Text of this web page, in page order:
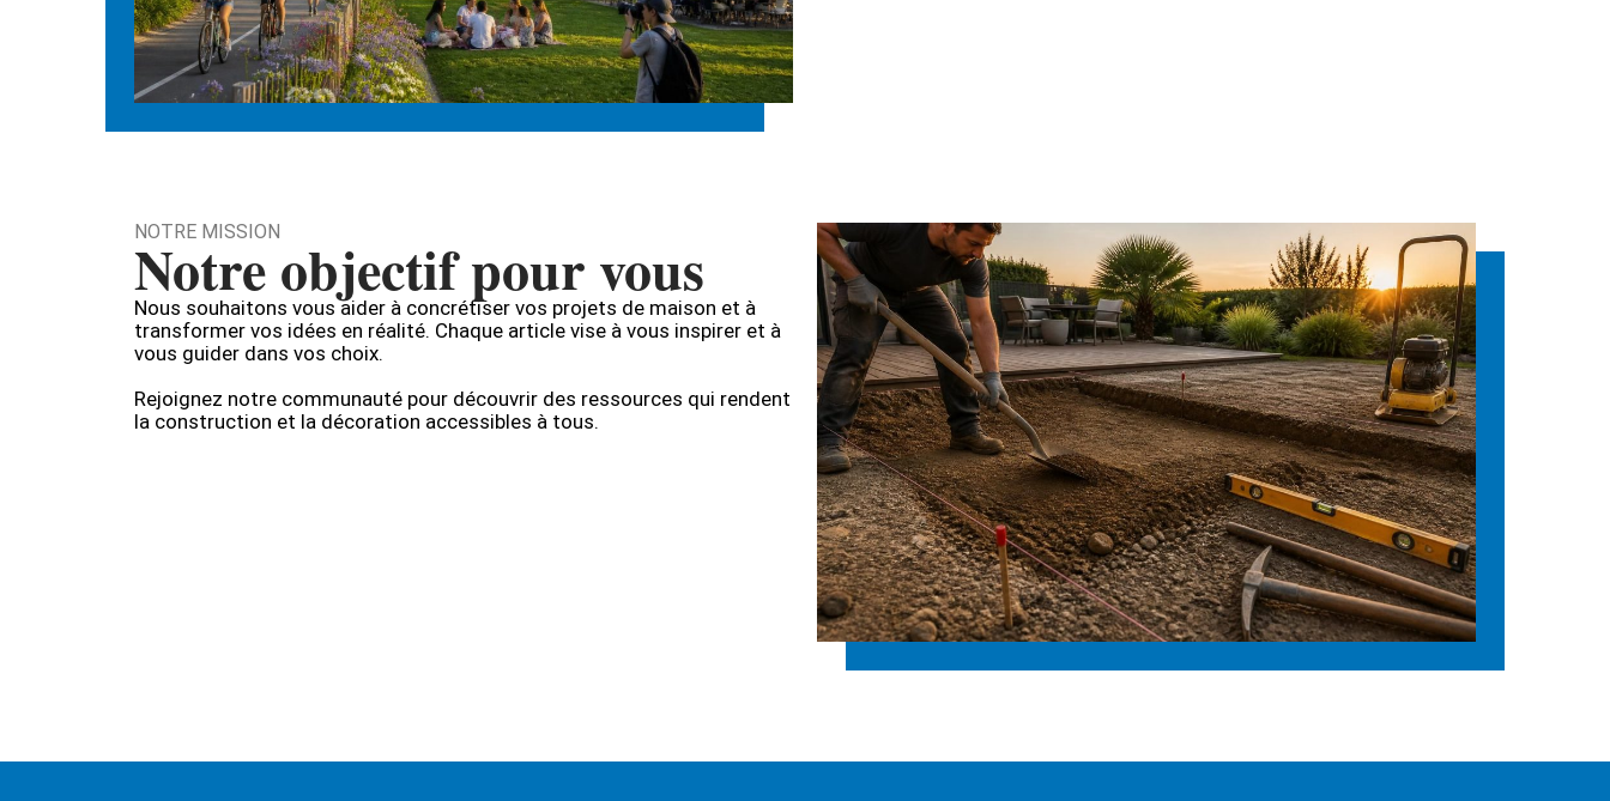
NOTRE MISSION
Notre objectif pour vous
Nous souhaitons vous aider à concrétiser vos projets de maison et à
transformer vos idées en réalité. Chaque article vise à vous inspirer et à
vous guider dans vos choix.
Rejoignez notre communauté pour découvrir des ressources qui rendent
la construction et la décoration accessibles à tous.